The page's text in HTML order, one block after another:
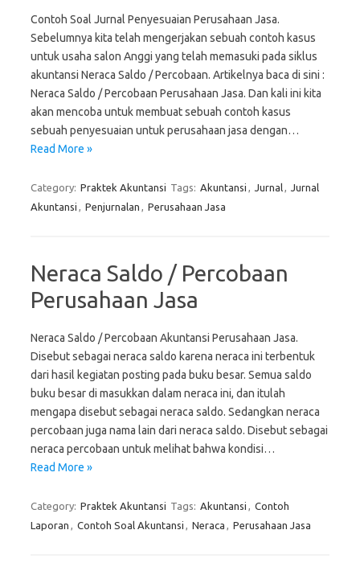
Contoh Soal Jurnal Penyesuaian Perusahaan Jasa.
Sebelumnya kita telah mengerjakan sebuah contoh kasus
untuk usaha salon Anggi yang telah memasuki pada siklus
akuntansi Neraca Saldo / Percobaan. Artikelnya baca di sini :
Neraca Saldo / Percobaan Perusahaan Jasa. Dan kali ini kita
akan mencoba untuk membuat sebuah contoh kasus
sebuah penyesuaian untuk perusahaan jasa dengan…
Read More »
Category: Praktek Akuntansi Tags: Akuntansi , Jurnal, Jurnal
Akuntansi , Penjurnalan , Perusahaan Jasa
Neraca Saldo / Percobaan
Perusahaan Jasa
Neraca Saldo / Percobaan Akuntansi Perusahaan Jasa.
Disebut sebagai neraca saldo karena neraca ini terbentuk
dari hasil kegiatan posting pada buku besar. Semua saldo
buku besar di masukkan dalam neraca ini, dan itulah
mengapa disebut sebagai neraca saldo. Sedangkan neraca
percobaan juga nama lain dari neraca saldo. Disebut sebagai
neraca percobaan untuk melihat bahwa kondisi…
Read More »
Category: Praktek Akuntansi Tags: Akuntansi , Contoh
Laporan , Contoh Soal Akuntansi , Neraca , Perusahaan Jasa